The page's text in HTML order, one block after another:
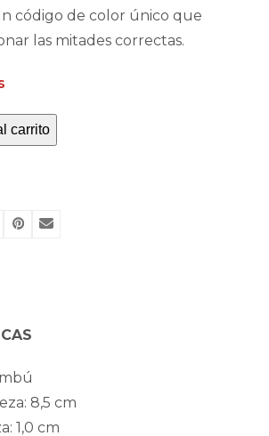
código de color único que
las mitades correctas.
carrito
8,5 cm
1,0 cm